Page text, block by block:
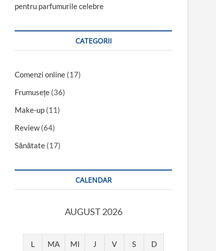
pentru parfumurile celebre
CATEGORII
Comenzi online (17)
Frumusețe (36)
Make-up (11)
Review(64)
Sănătate (17)
CALENDAR
AUGUST 2026
L MA MI J V S D